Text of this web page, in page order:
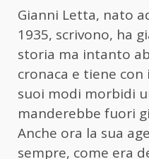
Gianni Letta, nato
1935, scrivono, ha
storia ma intanto
cronaca e tiene
suoi modi morbidi
manderebbe fuori
Anche ora la sua
sempre, come era